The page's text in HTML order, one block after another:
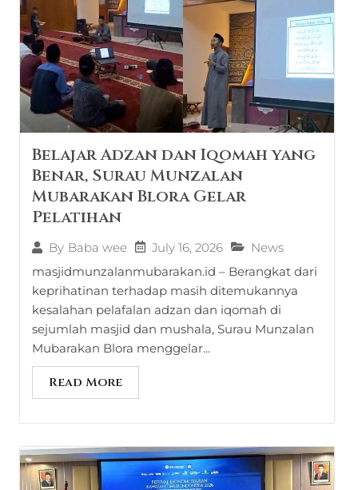
Belajar Adzan dan Iqomah yang
Benar, Surau Munzalan
Mubarakan Blora Gelar
Pelatihan
By Baba wee July 16, 2026
News
masjidmunzalanmubarakan.id – Berangkat dari
keprihatinan terhadap masih ditemukannya
kesalahan pelafalan adzan dan iqomah di
sejumlah masjid dan mushala, Surau Munzalan
Mubarakan Blora menggelar...
Read More